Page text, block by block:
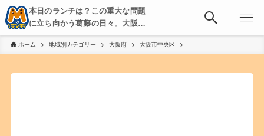
本日のランチは？この重大な問題
に立ち向かう葛藤の日々。大阪・
京都・神戸を中心とした食べ歩
き、飲み歩きを綴る。
ホーム 地域別カテゴリー 大阪府 大阪市中央区